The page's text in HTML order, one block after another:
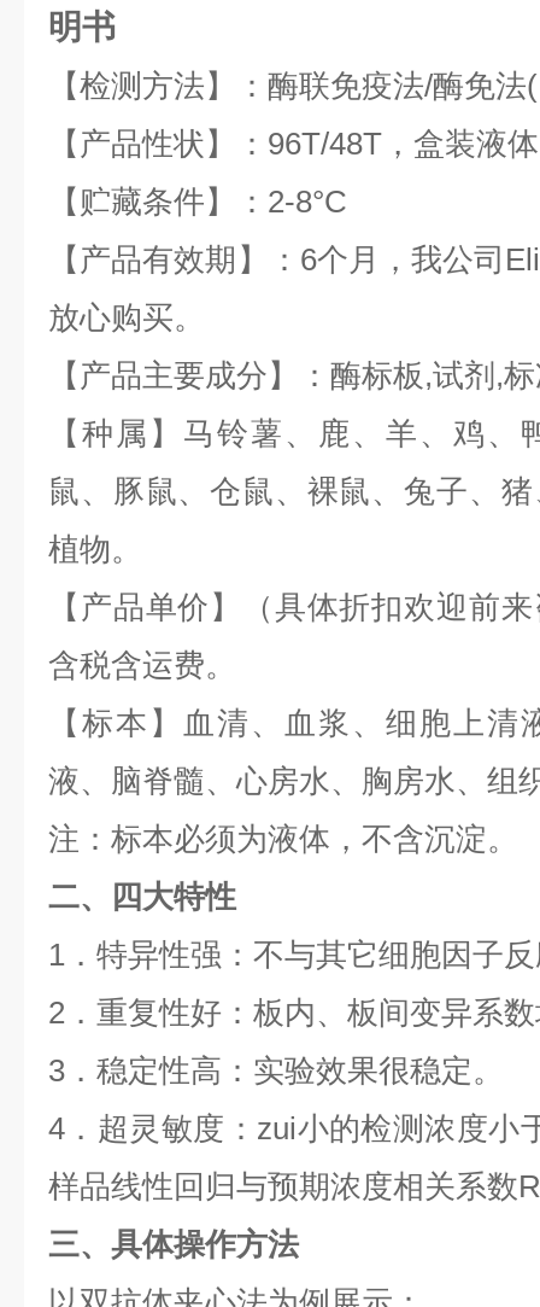
明书
【检测方法】：酶联免疫法/酶免法
【产品性状】： 96T/48T ，盒装液体
【贮藏条件】： 2-8°C
【产品有效期】：6个月，我公司
放心购买。
【产品主要成分】：酶标板,试剂 ,
【种属】马铃薯、鹿、羊、鸡
鼠、豚鼠、仓鼠、裸鼠、兔子、
植物。
【产品单价】（具体折扣欢迎前
含税含运费。
【标本】血清、血浆、细胞上
液、脑脊髓、心房水、胸房水、组
注：标本必须为液体，不含沉淀。
二、四大特性
1 ．特异性强：不与其它细胞因子
2 ．重复性好：板内、板间变异系
3 ．稳定性高：实验效果很稳定。
4 ．超灵敏度：zui小的检测浓度小
样品线性回归与预期浓度相关系数R
三、具体操作方法